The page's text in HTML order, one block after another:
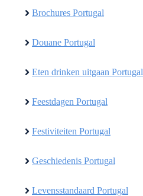
Brochures Portugal
Douane Portugal
Eten drinken uitgaan Portugal
Feestdagen Portugal
Festiviteiten Portugal
Geschiedenis Portugal
Levensstandaard Portugal